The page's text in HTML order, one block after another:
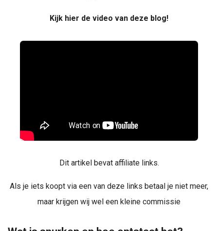
Kijk hier de video van deze blog!
Dit artikel bevat affiliate links.
Als je iets koopt via een van deze links betaal je niet meer,
maar krijgen wij wel een kleine commissie